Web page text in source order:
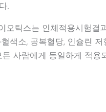
.
오틱스는 인체적용시험결
색소, 공복혈당, 인슐린
사람에게 동일하게 적용